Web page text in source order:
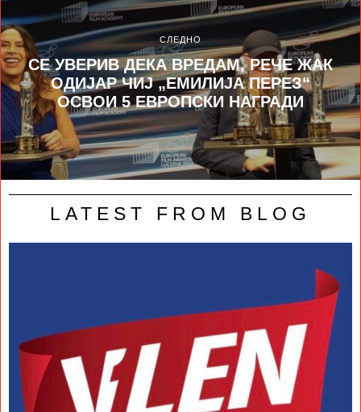
СЛЕДНО
СЕ УВЕРИВ ДЕКА ВРЕДАМ, РЕЧЕ ЖАК
ОДИЈАР ЧИЈ „ЕМИЛИЈА ПЕРЕЗ“
ОСВОИ 5 ЕВРОПСКИ НАГРАДИ
LATEST FROM BLOG